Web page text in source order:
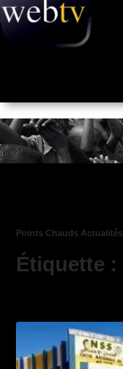
Points Chauds Actualités
Étiquette :